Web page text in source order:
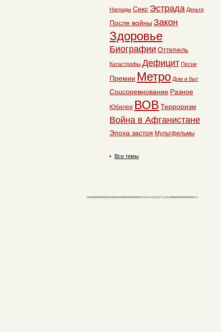
Награды Секс Эстрада Деньги
После войны Закон
Здоровье
Биографии Оттепель
Катастрофы Дефицит Песни
Премии Метро Дом и быт
Соцсоревнование Разное
Юбилеи ВОВ Терроризм
Война в Афганистане
Эпоха застоя Мультфильмы
Все темы